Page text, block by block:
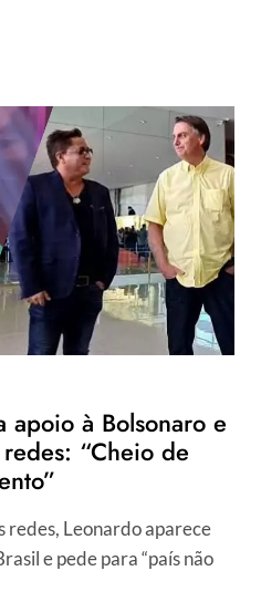
apoio à Bolsonaro e
“Cheio de
redes, Leonardo aparece
e pede para “país não